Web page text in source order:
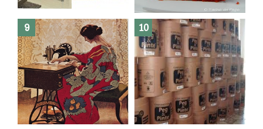
O medo que habita em nós.
Reforma do sofá, agora é em
patchwork!
The Red Velvet !!! O Perfeito